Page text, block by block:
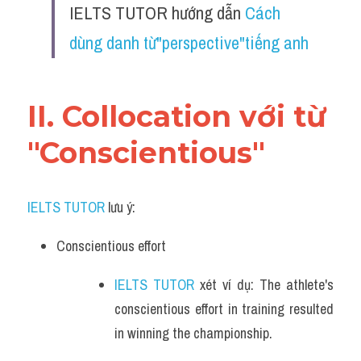
Đề thi thật Task 2
Speaking
Reading
Vocabulary
IELTS TUTOR hướng dẫn Cách
dùng danh từ"perspective"tiếng anh
II. Collocation với từ
"Conscientious"
IELTS TUTOR lưu ý:
Conscientious effort
IELTS TUTOR xét ví dụ: The athlete's
conscientious effort in training resulted
in winning the championship.